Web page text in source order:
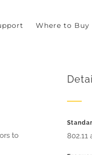
Where to Buy
to
802.11
opt-out if you wish.